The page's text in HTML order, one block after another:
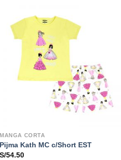
MANGA CORTA
Pijma Kath MC c/Short EST
S/54.50